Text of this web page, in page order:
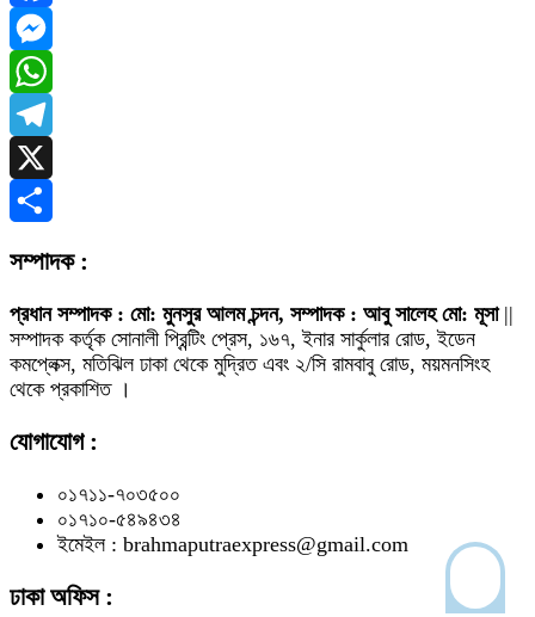
Facebook
Messenger
WhatsApp
Telegram
X
সম্পাদক :
প্রধান সম্পাদক : মো: মুনসুর আলম চন্দন, সম্পাদক : আবু সালেহ মো: মূসা||
সম্পাদক কর্তৃক সোনালী প্রিন্টিং প্রেস, ১৬৭, ইনার সার্কুলার রোড, ইডেন
কমপ্লেক্স, মতিঝিল ঢাকা থেকে মুদ্রিত এবং ২/সি রামবাবু রোড, ময়মনসিংহ
থেকে প্রকাশিত ।
যোগাযোগ :
০১৭১১-৭০৩৫০০
০১৭১০-৫৪৯৪৩৪
ইমেইল : brahmaputraexpress@gmail.com
ঢাকা অফিস :